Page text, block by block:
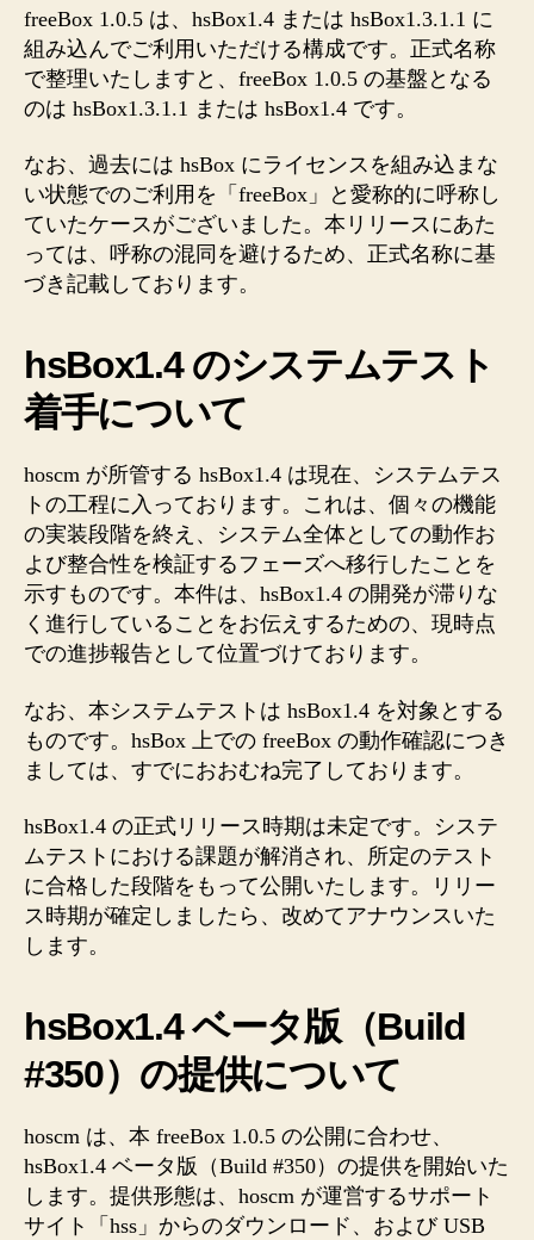
freeBox 1.0.5 は、hsBox1.4 または hsBox1.3.1.1 に
組み込んでご利用いただける構成です。正式名称
で整理いたしますと、freeBox 1.0.5 の基盤となる
のは hsBox1.3.1.1 または hsBox1.4 です。
なお、過去には hsBox にライセンスを組み込まな
い状態でのご利用を「freeBox」と愛称的に呼称し
ていたケースがございました。本リリースにあた
っては、呼称の混同を避けるため、正式名称に基
づき記載しております。
hsBox1.4 のシステムテスト
着手について
hoscm が所管する hsBox1.4 は現在、システムテス
トの工程に入っております。これは、個々の機能
の実装段階を終え、システム全体としての動作お
よび整合性を検証するフェーズへ移行したことを
示すものです。本件は、hsBox1.4 の開発が滞りな
く進行していることをお伝えするための、現時点
での進捗報告として位置づけております。
なお、本システムテストは hsBox1.4 を対象とする
ものです。hsBox 上での freeBox の動作確認につき
ましては、すでにおおむね完了しております。
hsBox1.4 の正式リリース時期は未定です。システ
ムテストにおける課題が解消され、所定のテスト
に合格した段階をもって公開いたします。リリー
ス時期が確定しましたら、改めてアナウンスいた
します。
hsBox1.4 ベータ版（Build
#350）の提供について
hoscm は、本 freeBox 1.0.5 の公開に合わせ、
hsBox1.4 ベータ版（Build #350）の提供を開始いた
します。提供形態は、hoscm が運営するサポート
サイト「hss」からのダウンロード、および USB